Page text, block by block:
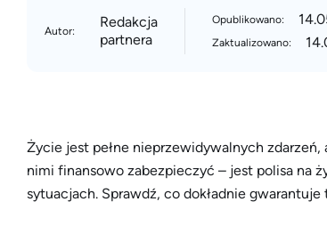
Autor:
Redakcja
partnera
Opublikowano:
Zaktualizowano:
Życie jest pełne nieprzewidywalnych
nimi finansowo zabezpieczyć – jest polisa na
sytuacjach. Sprawdź, co dokładnie